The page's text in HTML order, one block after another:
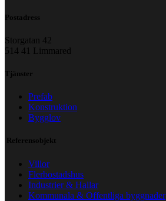
Postadress
Storgatan 42
514 41 Limmared
Tjänster
Prefab
Konstruktion
Bygglov
Referensobjekt
Villor
Flerbostadshus
Industrier & Hallar
Kommunala & Offentliga byggnader